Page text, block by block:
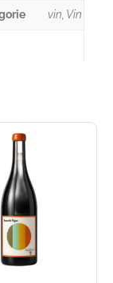
vin, Vin blanc